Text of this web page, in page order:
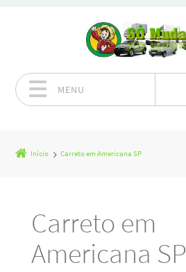
MENU
Início Carreto em Americana SP
Carreto em
Americana SP